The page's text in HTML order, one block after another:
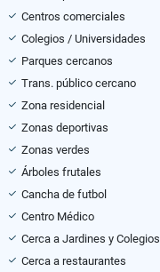
Centros comerciales
Colegios / Universidades
Parques cercanos
Trans. público cercano
Zona residencial
Zonas deportivas
Zonas verdes
Árboles frutales
Cancha de futbol
Centro Médico
Cerca a Jardines y Colegios
Cerca a restaurantes